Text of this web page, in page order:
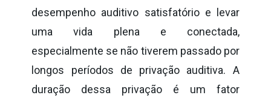
desempenho auditivo satisfatório e levar
uma vida plena e conectada,
especialmente se não tiverem passado por
longos períodos de privação auditiva. A
duração dessa privação é um fator